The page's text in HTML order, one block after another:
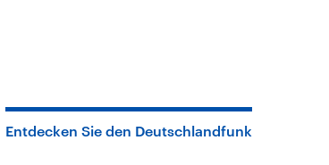
Entdecken Sie den Deutschlandfunk